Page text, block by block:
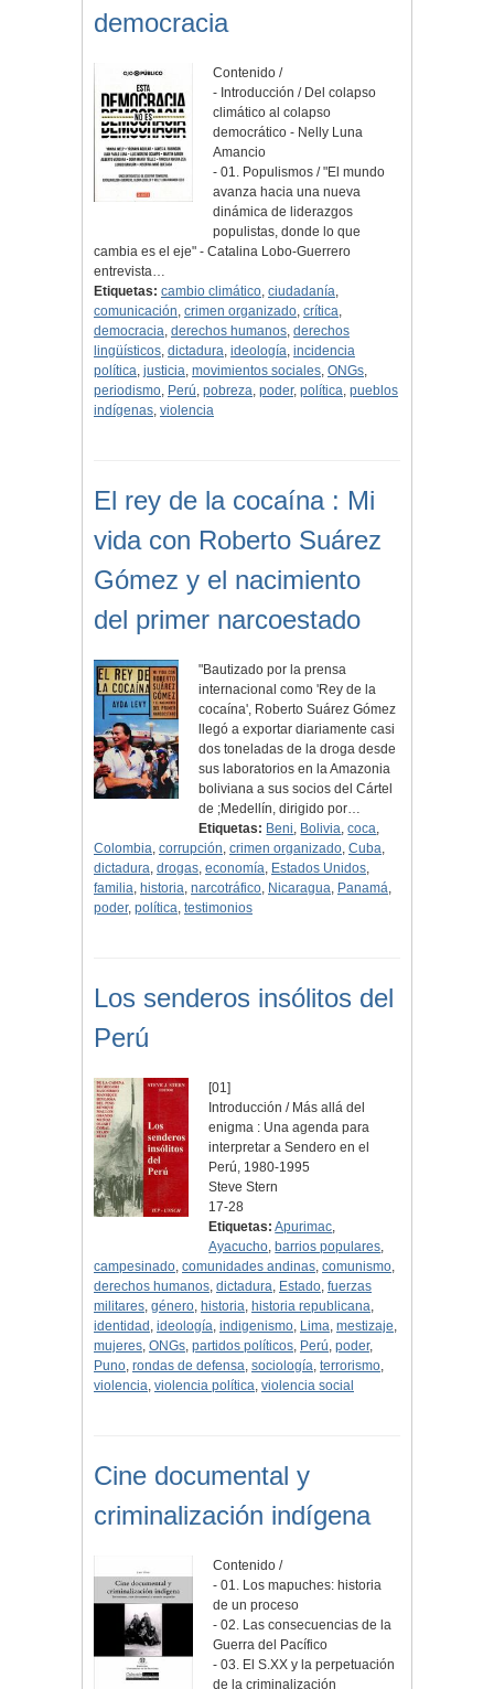
democracia
Contenido /
- Introducción / Del colapso
climático al colapso
democrático - Nelly Luna
Amancio
- 01. Populismos / "El mundo
avanza hacia una nueva
dinámica de liderazgos
populistas, donde lo que
cambia es el eje" - Catalina Lobo-Guerrero
entrevista…
Etiquetas: cambio climático, ciudadanía,
comunicación, crimen organizado, crítica,
democracia, derechos humanos, derechos
lingüísticos, dictadura, ideología, incidencia
política, justicia, movimientos sociales, ONGs,
periodismo, Perú, pobreza, poder, política, pueblos
indígenas, violencia
El rey de la cocaína : Mi
vida con Roberto Suárez
Gómez y el nacimiento
del primer narcoestado
"Bautizado por la prensa
internacional como 'Rey de la
cocaína', Roberto Suárez Gómez
llegó a exportar diariamente casi
dos toneladas de la droga desde
sus laboratorios en la Amazonia
boliviana a sus socios del Cártel
de ;Medellín, dirigido por…
Etiquetas: Beni, Bolivia,coca,
Colombia, corrupción, crimen organizado, Cuba,
dictadura, drogas, economía, Estados Unidos,
familia, historia, narcotráfico, Nicaragua, Panamá,
poder, política, testimonios
Los senderos insólitos del
Perú
[01]
Introducción / Más allá del
enigma : Una agenda para
interpretar a Sendero en el
Perú, 1980-1995
Steve Stern
17-28
Etiquetas: Apurimac,
Ayacucho, barrios populares,
campesinado, comunidades andinas, comunismo,
derechos humanos, dictadura, Estado, fuerzas
militares, género, historia, historia republicana,
identidad , ideología, indigenismo, Lima, mestizaje,
mujeres, ONGs, partidos políticos, Perú, poder,
Puno, rondas de defensa, sociología, terrorismo,
violencia, violencia política, violencia social
Cine documental y
criminalización indígena
Contenido /
- 01. Los mapuches: historia
de un proceso
- 02. Las consecuencias de la
Guerra del Pacífico
- 03. El S.XX y la perpetuación
de la criminalización